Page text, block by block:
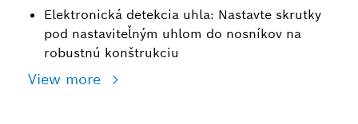
Elektronická detekcia uhla: Nastavte skrutky
pod nastaviteľným uhlom do nosníkov na
robustnú konštrukciu
View more